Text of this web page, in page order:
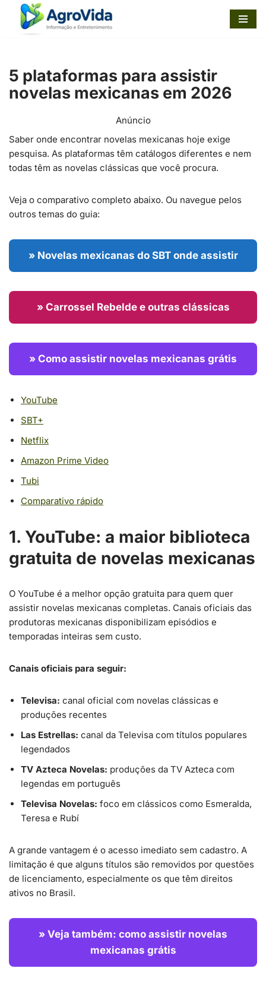
Pular
conteúdo
5 plataformas para assistir
novelas mexicanas em 2026
Anúncio
Saber onde encontrar novelas mexicanas hoje exige
pesquisa. As plataformas têm catálogos diferentes e nem
todas têm as novelas clássicas que você procura.
Veja o comparativo completo abaixo. Ou navegue pelos
outros temas do guia:
» Novelas mexicanas do SBT onde assistir
» Carrossel Rebelde e outras clássicas
» Como assistir novelas mexicanas grátis
YouTube
SBT+
Netflix
Amazon Prime Video
Tubi
Comparativo rápido
1. YouTube: a maior biblioteca
gratuita de novelas mexicanas
O YouTube é a melhor opção gratuita para quem quer
assistir novelas mexicanas completas. Canais oficiais das
produtoras mexicanas disponibilizam episódios e
temporadas inteiras sem custo.
Canais oficiais para seguir:
Televisa: canal oficial com novelas clássicas e
produções recentes
Las Estrellas: canal da Televisa com títulos populares
legendados
TV Azteca Novelas: produções da TV Azteca com
legendas em português
Televisa Novelas: foco em clássicos como Esmeralda,
Teresa e Rubí
A grande vantagem é o acesso imediato sem cadastro. A
limitação é que alguns títulos são removidos por questões
de licenciamento, especialmente os que têm direitos
ativos no Brasil.
» Veja também: como assistir novelas
mexicanas grátis